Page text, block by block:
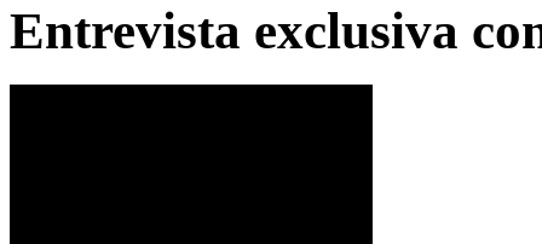
Entrevista exclusiva